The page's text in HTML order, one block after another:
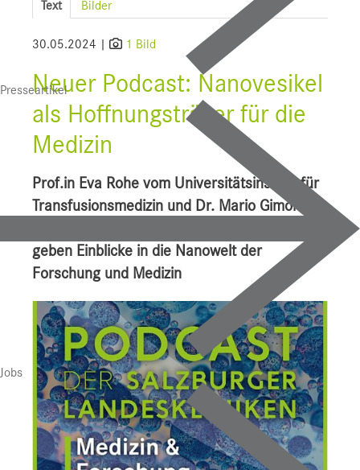
Presseartikel
Jobs
UI f. Sportmedizin
Pressebilder
Pressekontakt
Text Bilder
30.05.2024 | 1 Bild
Neuer Podcast: Nanovesikel
als Hoffnungsträger für die
Medizin
Prof.in Eva Rohe vom Universitätsinstitut für
Transfusionsmedizin und Dr. Mario Gimona
geben Einblicke in die Nanowelt der
Forschung und Medizin